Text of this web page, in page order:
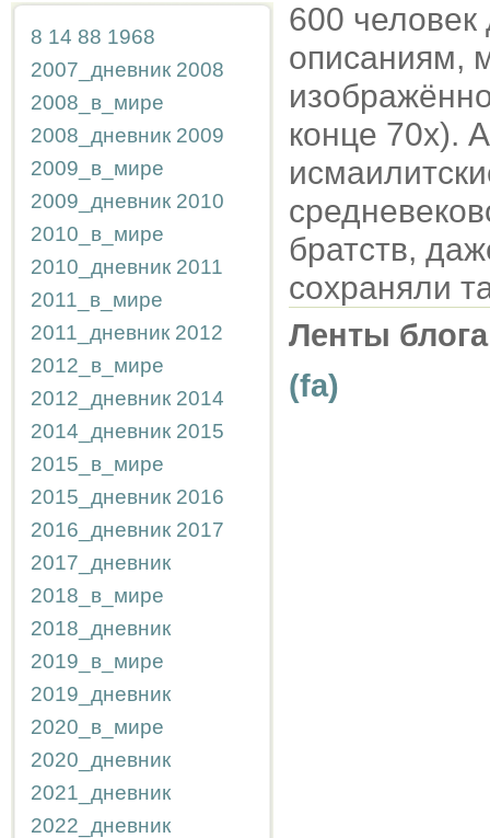
8 14 88 1968
2007_дневник 2008
2008_в_мире
2008_дневник 2009
2009_в_мире
2009_дневник 2010
2010_в_мире
2010_дневник 2011
2011_в_мире
2011_дневник 2012
2012_в_мире
2012_дневник 2014
2014_дневник 2015
2015_в_мире
2015_дневник 2016
2016_дневник 2017
2017_дневник
2018_в_мире
2018_дневник
2019_в_мире
2019_дневник
2020_в_мире
2020_дневник
2021_дневник
2022_дневник
600 человек
описаниям,
конце 70х).
братств,
сохраняли
Ленты
(fa)